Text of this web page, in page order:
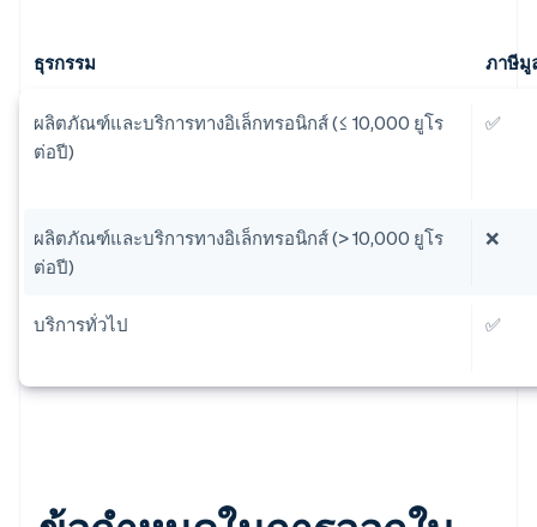
ธุรกรรม ภาษีมู
ผลิตภัณฑ์และบริการทางอิเล็กทรอนิกส์ (≤ 10,000 ยูโร
ต่อปี)
✅
ผลิตภัณฑ์และบริการทางอิเล็กทรอนิกส์ (> 10,000 ยูโร
ต่อปี)
❌
บริการทั่วไป ✅